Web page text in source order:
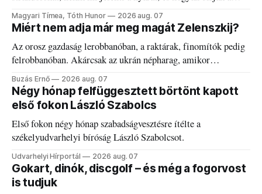
kánikulát.
Magyari Tímea, Tóth Hunor 2026 aug. 07
Miért nem adja már meg magát Zelenszkij?
Az orosz gazdaság lerobbanóban, a raktárak, finomítók pedig
felrobbanóban. Akárcsak az ukrán népharag, amikor
elégedetlen vezetőivel.
Buzás Ernő 2026 aug. 07
Négy hónap felfüggesztett börtönt kapott
első fokon László Szabolcs
Első fokon négy hónap szabadságvesztésre ítélte a
székelyudvarhelyi bíróság László Szabolcsot.
Udvarhelyi Hírportál 2026 aug. 07
Gokart, dinók, discgolf – és még a fogorvost
is tudjuk